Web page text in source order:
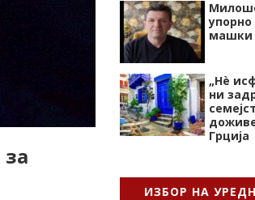
упорно
машки
„Нѐ
ни
Грција
ИЗБОР НА